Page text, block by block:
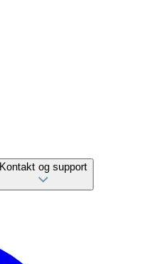
Kontakt og support